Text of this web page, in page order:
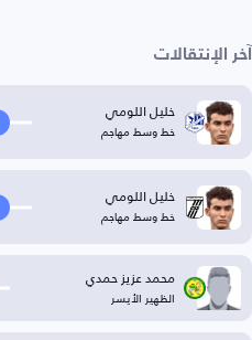
آخر الإنتقالات
خليل اللومي
خط وسط مهاجم
خليل اللومي
خط وسط مهاجم
محمد عزيز حمدي
الظهير الأيسر